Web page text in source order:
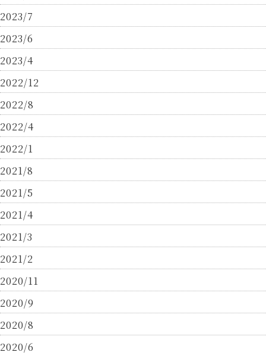
2023/7
2023/6
2023/4
2022/12
2022/8
2022/4
2022/1
2021/8
2021/5
2021/4
2021/3
2021/2
2020/11
2020/9
2020/8
2020/6